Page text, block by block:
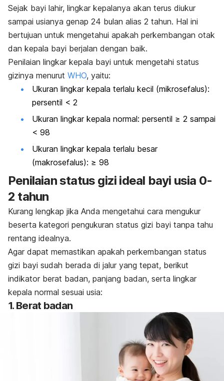
Sejak bayi lahir, lingkar kepalanya akan terus diukur
sampai usianya genap 24 bulan alias 2 tahun. Hal ini
bertujuan untuk mengetahui apakah perkembangan otak
dan kepala bayi berjalan dengan baik.
Penilaian lingkar kepala bayi untuk mengetahi status
gizinya menurut WHO, yaitu:
Ukuran lingkar kepala terlalu kecil (mikrosefalus):
persentil < 2
Ukuran lingkar kepala normal: persentil ≥ 2 sampai
< 98
Ukuran lingkar kepala terlalu besar
(makrosefalus): ≥ 98
Penilaian status gizi ideal bayi usia 0-
2 tahun
Kurang lengkap jika Anda mengetahui cara mengukur
beserta kategori pengukuran status gizi bayi tanpa tahu
rentang idealnya.
Agar dapat memastikan apakah perkembangan status
gizi bayi sudah berada di jalur yang tepat, berikut
indikator berat badan, panjang badan, serta lingkar
kepala normal sesuai usia:
1. Berat badan